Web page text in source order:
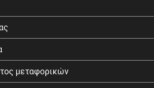
μεταφορικών